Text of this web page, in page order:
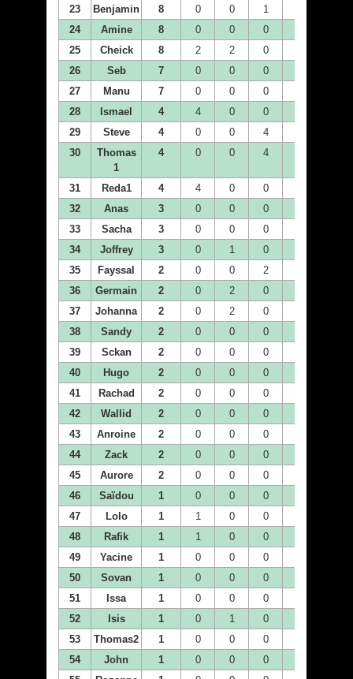
23
Benjamin 8 0 0 1
24
Amine 8 0 0 0
25
Cheick 8 2 2 0
26
Seb 7 0 0 0
27
Manu 7 0 0 0
28
Ismael 4 4 0 0
29
Steve 4 0 0 4
30
Thomas
1
4 0 0 4
31 Reda1 4 4 0 0
32
Anas 3 0 0 0
33
Sacha 3 0 0 0
34
Joffrey 3 0 1 0
35
Fayssal 2 0 0 2
36
Germain 2 0 2 0
37
Johanna 2 0 2 0
38
Sandy 2 0 0 0
39
Sckan 2 0 0 0
40
Hugo 2 0 0 0
41
Rachad 2 0 0 0
42
Wallid 2 0 0 0
43
Anroine 2 0 0 0
44
Zack 2 0 0 0
45
Aurore 2 0 0 0
46
Saïdou 1 0 0 0
47
Lolo 1 1 0 0
48
Rafik 1 1 0 0
49
Yacine 1 0 0 0
50
Sovan 1 0 0 0
51
Issa 1 0 0 0
52
Isis 1 0 1 0
53
Thomas2 1 0 0 0
54
John 1 0 0 0